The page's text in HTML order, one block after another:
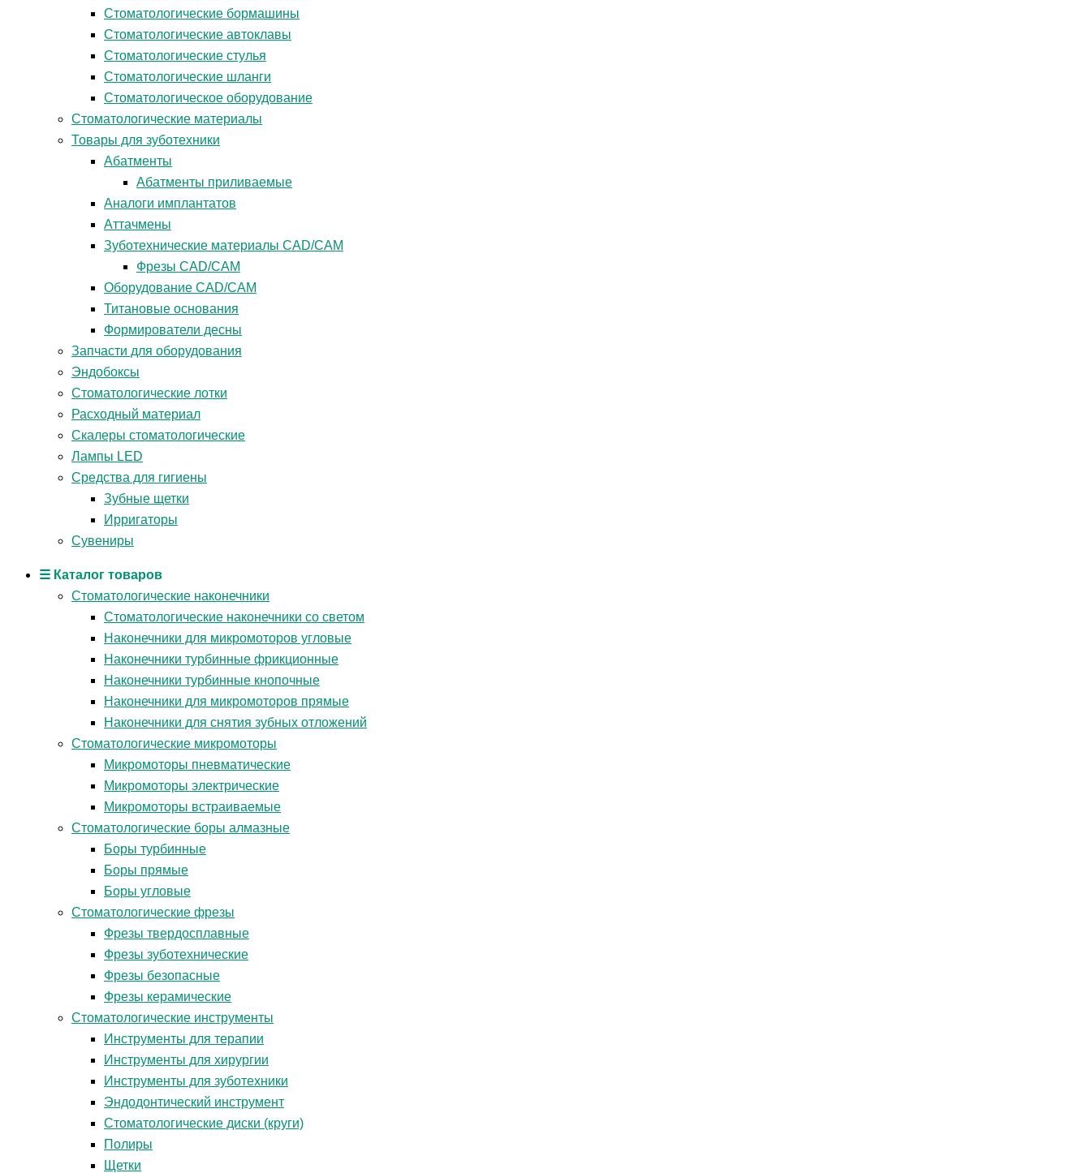
Стоматологические бормашины
Стоматологические автоклавы
Стоматологические стулья
Стоматологические шланги
Стоматологическое оборудование
Стоматологические материалы
Товары для зуботехники
Абатменты
Абатменты приливаемые
Аналоги имплантатов
Аттачмены
Зуботехнические материалы CAD/CAM
Фрезы CAD/CAM
Оборудование CAD/CAM
Титановые основания
Формирователи десны
Запчасти для оборудования
Эндобоксы
Стоматологические лотки
Расходный материал
Скалеры стоматологические
Лампы LED
Средства для гигиены
Зубные щетки
Ирригаторы
Сувениры
☰ Каталог товаров
Стоматологические наконечники
Стоматологические наконечники со светом
Наконечники для микромоторов угловые
Наконечники турбинные фрикционные
Наконечники турбинные кнопочные
Наконечники для микромоторов прямые
Наконечники для снятия зубных отложений
Стоматологические микромоторы
Микромоторы пневматические
Микромоторы электрические
Микромоторы встраиваемые
Стоматологические боры алмазные
Боры турбинные
Боры прямые
Боры угловые
Стоматологические фрезы
Фрезы твердосплавные
Фрезы зуботехнические
Фрезы безопасные
Фрезы керамические
Стоматологические инструменты
Инструменты для терапии
Инструменты для хирургии
Инструменты для зуботехники
Эндодонтический инструмент
Стоматологические диски (круги)
Полиры
Щетки